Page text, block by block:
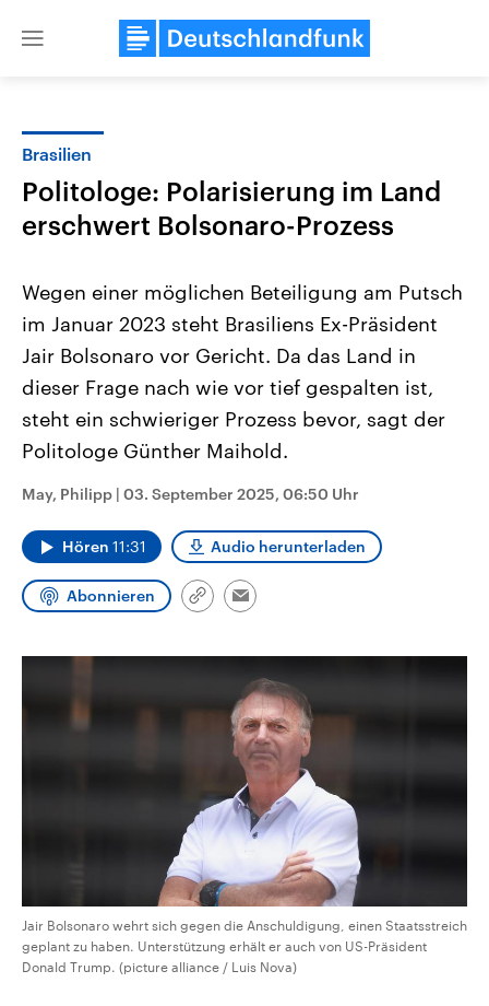
Close
Landtagswahl Sachsen-Anhalt
2026
Alle Informationen
Sachsen-Anhalt wählt am 6.
September 2026 einen neuen
Bundesland von einer Koalition aus
CDU, SPD und FDP regiert.-
Wahlprogramme, aktuelle Berichte
und Hintergründe zu den Parteien
Wahl.
USA
Aktuelle Beiträge,
Hintergründe
Wirtschaftlich und
mit großem Einfluss auf
aktuelle Weltgeschehen.
Sendungen Programm Podcasts
Audio-Archiv
Brasilien
Politologe: Polarisierung im Land
erschwert Bolsonaro-Prozess
Wegen einer möglichen Beteiligung am Putsch
im Januar 2023 steht Brasiliens Ex-Präsident
Jair Bolsonaro vor Gericht. Da das Land in
dieser Frage nach wie vor tief gespalten ist,
steht ein schwieriger Prozess bevor, sagt der
Politologe Günther Maihold.
May, Philipp | 03. September 2025, 06:50 Uhr
Hören 11:31 Audio herunterladen
Abonnieren
Link
Email
Jair Bolsonaro wehrt sich gegen die Anschuldigung, einen Staatsstreich
geplant zu haben. Unterstützung erhält er auch von US-Präsident
Donald Trump. (picture alliance / Luis Nova)